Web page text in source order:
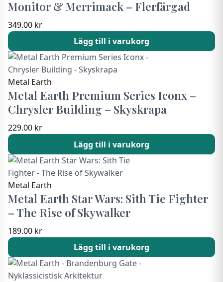
Monitor & Merrimack – Flerfärgad
349.00 kr
Lägg till i varukorg
Metal Earth
Metal Earth Premium Series Iconx –
Chrysler Building – Skyskrapa
229.00 kr
Lägg till i varukorg
Metal Earth
Metal Earth Star Wars: Sith Tie Fighter
– The Rise of Skywalker
189.00 kr
Lägg till i varukorg